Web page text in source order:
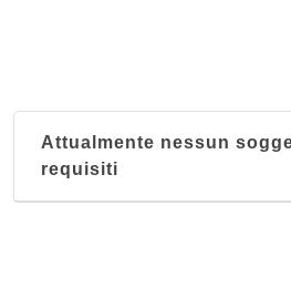
Attualmente nessun
requisiti